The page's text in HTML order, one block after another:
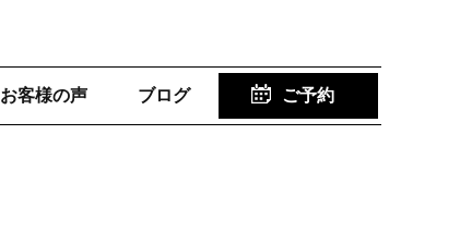
お客様の声 ブログ ご予約